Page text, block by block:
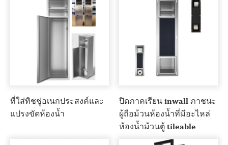
ที่ใส่ทิชชู่อเนกประสงค์และ
แปรงขัดห้องน้ำ
ปิดภาคเรียน inwall ภาชนะ
ผู้ถือม้วนห้องน้ำที่มีอะไหล่
ห้องน้ำม้วนตู้ tileable